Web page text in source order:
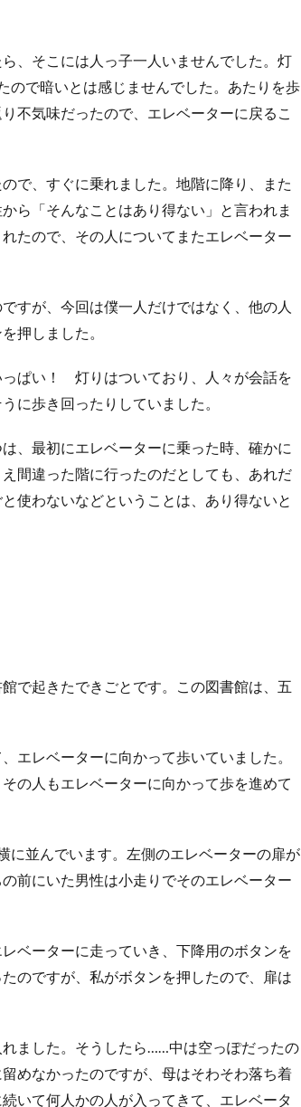
、そこには人っ子一人いませんでした。灯
ので暗いとは感じませんでした。あたりを歩
不気味だったので、エレベーターに戻るこ
で、すぐに乗れました。地階に降り、また
ら「そんなことはあり得ない」と言われま
たので、その人についてまたエレベーター
すが、今回は僕一人だけではなく、他の人
押しました。
ぱい！ 灯りはついており、人々が会話を
に歩き回ったりしていました。
、最初にエレベーターに乗った時、確かに
間違った階に行ったのだとしても、あれだ
使わないなどということは、あり得ないと
で起きたできごとです。この図書館は、五
エレベーターに向かって歩いていました。
の人もエレベーターに向かって歩を進めて
に並んでいます。左側のエレベーターの扉が
前にいた男性は小走りでそのエレベーター
ベーターに走っていき、下降用のボタンを
のですが、私がボタンを押したので、扉は
ました。そうしたら……中は空っぽだったの
めなかったのですが、母はそわそわ落ち着
いて何人かの人が入ってきて、エレベータ